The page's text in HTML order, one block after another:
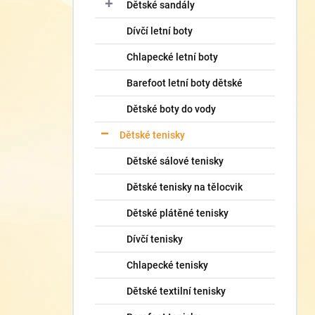
Dětské sandály
Dívčí letní boty
Chlapecké letní boty
Barefoot letní boty dětské
Dětské boty do vody
Dětské tenisky
Dětské sálové tenisky
Dětské tenisky na tělocvik
Dětské plátěné tenisky
Dívčí tenisky
Chlapecké tenisky
Dětské textilní tenisky